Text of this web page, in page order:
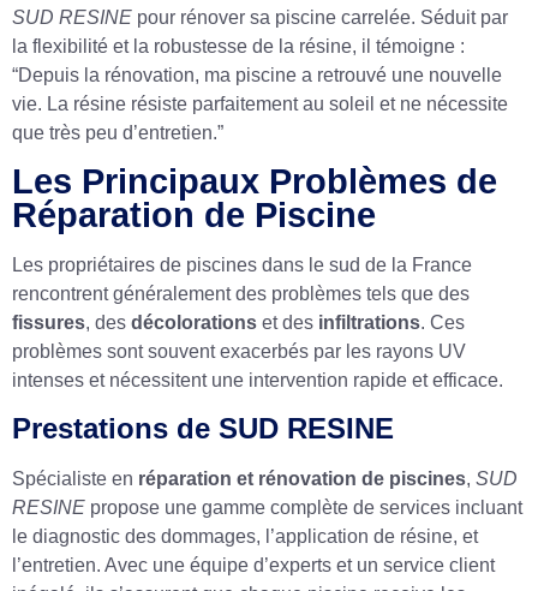
SUD RESINE pour rénover sa piscine carrelée. Séduit par
la flexibilité et la robustesse de la résine, il témoigne :
“Depuis la rénovation, ma piscine a retrouvé une nouvelle
vie. La résine résiste parfaitement au soleil et ne nécessite
que très peu d’entretien.”
Les Principaux Problèmes de
Réparation de Piscine
Les propriétaires de piscines dans le sud de la France
rencontrent généralement des problèmes tels que des
fissures, des décolorations et des infiltrations. Ces
problèmes sont souvent exacerbés par les rayons UV
intenses et nécessitent une intervention rapide et efficace.
Prestations de SUD RESINE
Spécialiste en réparation et rénovation de piscines, SUD
RESINE propose une gamme complète de services incluant
le diagnostic des dommages, l’application de résine, et
l’entretien. Avec une équipe d’experts et un service client